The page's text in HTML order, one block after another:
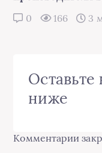
0 166 3
ниже
Комментарии